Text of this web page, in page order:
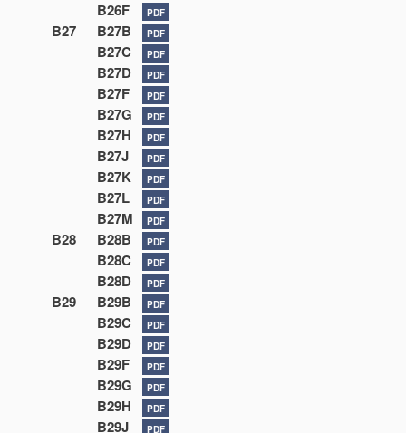
B26F PDF
B27 B27B PDF
B27C PDF
B27D PDF
B27F PDF
B27G PDF
B27H PDF
B27J PDF
B27K PDF
B27L PDF
B27M PDF
B28 B28B PDF
B28C PDF
B28D PDF
B29 B29B PDF
B29C PDF
B29D PDF
B29F PDF
B29G PDF
B29H PDF
B29J PDF